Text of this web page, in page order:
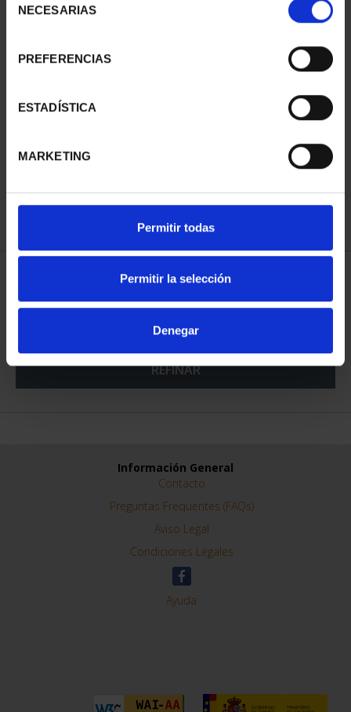
NECESARIAS
PREFERENCIAS
ESTADÍSTICA
MARKETING
Permitir todas
Permitir la selección
Denegar
BICENTENARIO PRADO
2 ESCUDOS LEONE
1.245,00 €
BICENTENARIO PRADO
2 ESCUDOS BENEDETTO
REFINAR
Información General
Contacto
Preguntas Frequentes (FAQs)
Aviso Legal
Condiciones Legales
Ayuda